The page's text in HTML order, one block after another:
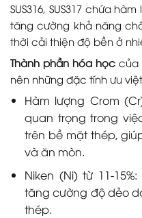
SUS316, SUS317 chứa
tăng cường khả năng
thời cải thiện độ bền ở
Thành phần hóa học của
nên những đặc tính ưu
Hàm lượng Crom
quan trọng trong
trên bề mặt thép,
và ăn mòn.
Niken (Ni) từ 11-
tăng cường độ dẻo
thép.